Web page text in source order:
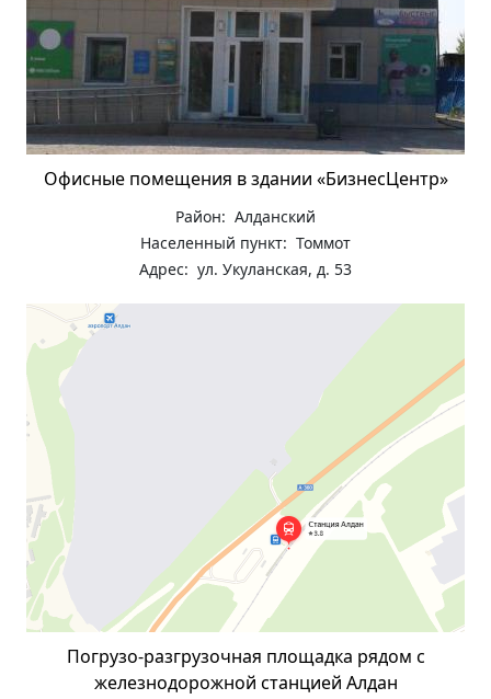
Офисные помещения в здании «БизнесЦентр»
Район: Алданский
Населенный пункт: Томмот
Адрес: ул. Укуланская, д. 53
Погрузо-разгрузочная площадка рядом с
железнодорожной станцией Алдан